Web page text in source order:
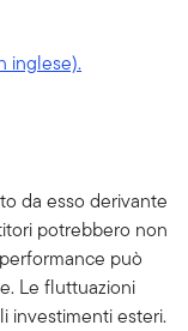
inglese).
da esso derivante
potrebbero non
può
Le fluttuazioni
investimenti esteri.